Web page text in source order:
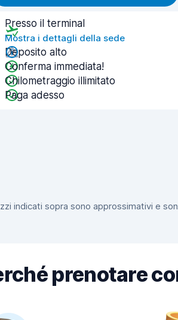
Presso il terminal
Mostra i dettagli della sede
Deposito alto
Conferma immediata!
Chilometraggio illimitato
Paga adesso
indicati sopra sono approssimativi e
prenotare